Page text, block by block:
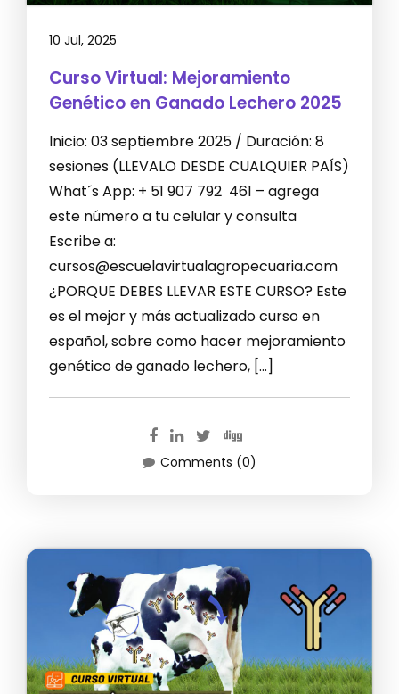
10 Jul, 2025
Curso Virtual: Mejoramiento
Genético en Ganado Lechero 2025
Inicio: 03 septiembre 2025 / Duración: 8
sesiones (LLEVALO DESDE CUALQUIER PAÍS)
What´s App: + 51 907 792 461 – agrega
este número a tu celular y consulta
Escribe a:
cursos@escuelavirtualagropecuaria.com
¿PORQUE DEBES LLEVAR ESTE CURSO? Este
es el mejor y más actualizado curso en
español, sobre como hacer mejoramiento
genético de ganado lechero, […]
Comments (0)